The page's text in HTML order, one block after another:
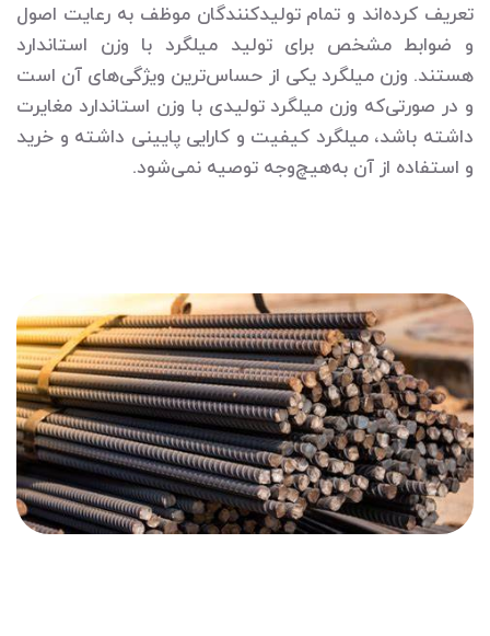
تعریف کرده‌اند و تمام تولیدکنندگان موظف به رعایت اصول
و ضوابط مشخص برای تولید میلگرد با وزن استاندارد
هستند. وزن میلگرد یکی از حساس‌ترین ویژگی‌های آن است
و در صورتی‌که وزن میلگرد تولیدی با وزن استاندارد مغایرت
داشته باشد، میلگرد کیفیت و کارایی پایینی داشته و خرید
و استفاده از آن به‌هیچ‌وجه توصیه نمی‌شود.